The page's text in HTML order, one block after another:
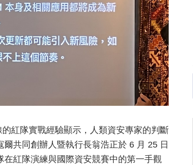
紅隊實戰經驗顯示，人類資安專家的判斷
共同創辦人暨執行長翁浩正於 6 月 25 日
在紅隊演練與國際資安競賽中的第一手觀